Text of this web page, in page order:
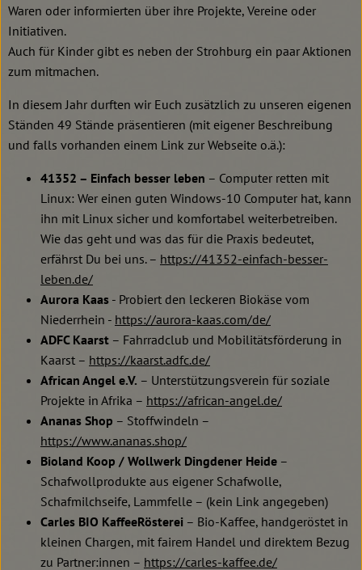
Waren oder informierten über ihre Projekte, Vereine oder
Initiativen.
Auch für Kinder gibt es neben der Strohburg ein paar Aktionen
zum mitmachen.
In diesem Jahr durften wir Euch zusätzlich zu unseren eigenen
Ständen 49 Stände präsentieren (mit eigener Beschreibung
und falls vorhanden einem Link zur Webseite o.ä.):
41352 – Einfach besser leben – Computer retten mit
Linux: Wer einen guten Windows-10 Computer hat, kann
ihn mit Linux sicher und komfortabel weiterbetreiben.
Wie das geht und was das für die Praxis bedeutet,
erfährst Du bei uns. – https://41352-einfach-besser-
leben.de/
Aurora Kaas - Probiert den leckeren Biokäse vom
Niederrhein - https://aurora-kaas.com/de/
ADFC Kaarst – Fahrradclub und Mobilitätsförderung in
Kaarst – https://kaarst.adfc.de/
African Angel e.V. – Unterstützungsverein für soziale
Projekte in Afrika – https://african-angel.de/
Ananas Shop – Stoffwindeln –
https://www.ananas.shop/
Bioland Koop / Wollwerk Dingdener Heide –
Schafwollprodukte aus eigener Schafwolle,
Schafmilchseife, Lammfelle – (kein Link angegeben)
Carles BIO KaffeeRösterei – Bio-Kaffee, handgeröstet in
kleinen Chargen, mit fairem Handel und direktem Bezug
zu Partner:innen – https://carles-kaffee.de/